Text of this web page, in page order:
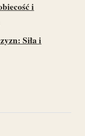
i
Siła i